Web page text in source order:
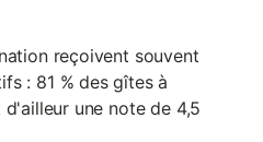
reçoivent souvent
: 81 % des gîtes à
une note de 4,5